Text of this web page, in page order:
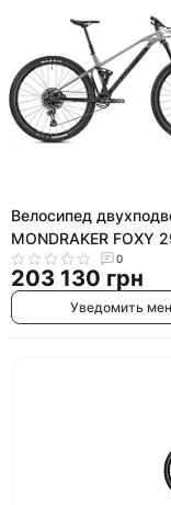
Велосипед
MONDRAKER FOXY
(2023/2024)
0
203 130 грн
Уведомить